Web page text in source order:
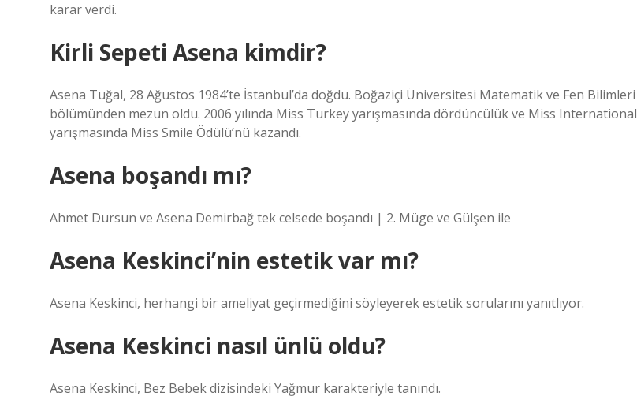
karar verdi.
Kirli Sepeti Asena kimdir?
Asena Tuğal, 28 Ağustos 1984’te İstanbul’da doğdu. Boğaziçi Üniversitesi Matematik ve Fen Bilimleri
bölümünden mezun oldu. 2006 yılında Miss Turkey yarışmasında dördüncülük ve Miss International
yarışmasında Miss Smile Ödülü’nü kazandı.
Asena boşandı mı?
Ahmet Dursun ve Asena Demirbağ tek celsede boşandı | 2. Müge ve Gülşen ile
Asena Keskinci’nin estetik var mı?
Asena Keskinci, herhangi bir ameliyat geçirmediğini söyleyerek estetik sorularını yanıtlıyor.
Asena Keskinci nasıl ünlü oldu?
Asena Keskinci, Bez Bebek dizisindeki Yağmur karakteriyle tanındı.